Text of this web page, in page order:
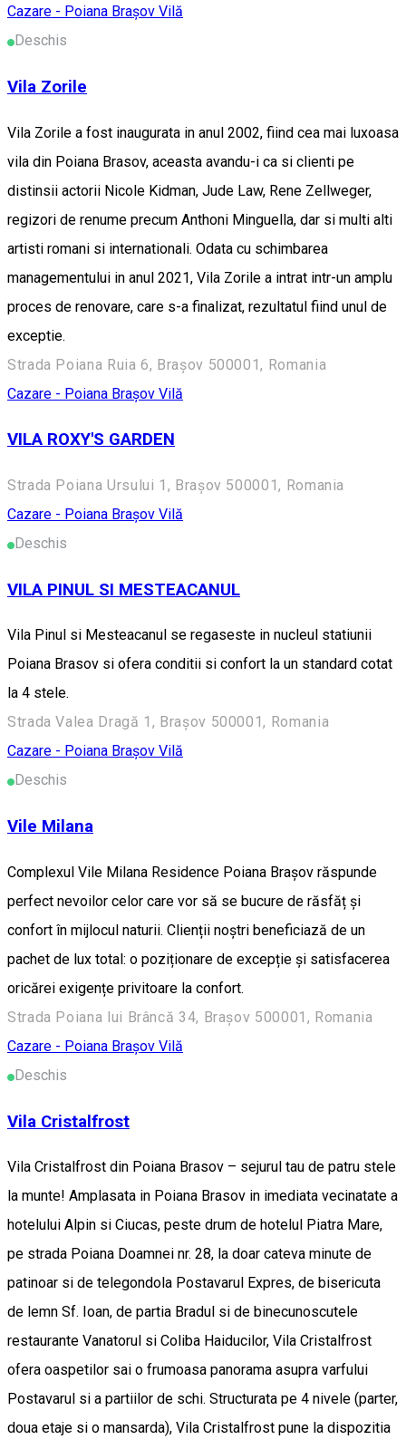
Cazare - Poiana Brașov Vilă
Deschis
Vila Zorile
Vila Zorile a fost inaugurata in anul 2002, fiind cea mai luxoasa
vila din Poiana Brasov, aceasta avandu-i ca si clienti pe
distinsii actorii Nicole Kidman, Jude Law, Rene Zellweger,
regizori de renume precum Anthoni Minguella, dar si multi alti
artisti romani si internationali. Odata cu schimbarea
managementului in anul 2021, Vila Zorile a intrat intr-un amplu
proces de renovare, care s-a finalizat, rezultatul fiind unul de
exceptie.
Strada Poiana Ruia 6, Brașov 500001, Romania
Cazare - Poiana Brașov Vilă
VILA ROXY'S GARDEN
Strada Poiana Ursului 1, Brașov 500001, Romania
Cazare - Poiana Brașov Vilă
Deschis
VILA PINUL SI MESTEACANUL
Vila Pinul si Mesteacanul se regaseste in nucleul statiunii
Poiana Brasov si ofera conditii si confort la un standard cotat
la 4 stele.
Strada Valea Dragă 1, Brașov 500001, Romania
Cazare - Poiana Brașov Vilă
Deschis
Vile Milana
Complexul Vile Milana Residence Poiana Brașov răspunde
perfect nevoilor celor care vor să se bucure de răsfăț și
confort în mijlocul naturii. Clienții noștri beneficiază de un
pachet de lux total: o poziționare de excepție și satisfacerea
oricărei exigențe privitoare la confort.
Strada Poiana lui Brâncă 34, Brașov 500001, Romania
Cazare - Poiana Brașov Vilă
Deschis
Vila Cristalfrost
Vila Cristalfrost din Poiana Brasov – sejurul tau de patru stele
la munte! Amplasata in Poiana Brasov in imediata vecinatate a
hotelului Alpin si Ciucas, peste drum de hotelul Piatra Mare,
pe strada Poiana Doamnei nr. 28, la doar cateva minute de
patinoar si de telegondola Postavarul Expres, de bisericuta
de lemn Sf. Ioan, de partia Bradul si de binecunoscutele
restaurante Vanatorul si Coliba Haiducilor, Vila Cristalfrost
ofera oaspetilor sai o frumoasa panorama asupra varfului
Postavarul si a partiilor de schi. Structurata pe 4 nivele (parter,
doua etaje si o mansarda), Vila Cristalfrost pune la dispozitia